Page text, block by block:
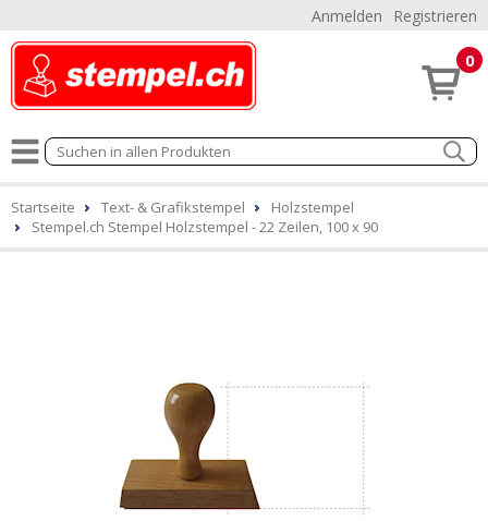
Anmelden Registrieren
0
Startseite Text- & Grafikstempel
Holzstempel
Stempel.ch Stempel Holzstempel - 22 Zeilen, 100 x 90